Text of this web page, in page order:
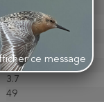
Oui
3.5
5.5
65
3.7
49
ce message